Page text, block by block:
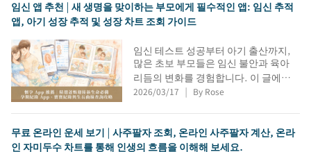
임신 앱 추천 | 새 생명을 맞이하는 부모에게 필수적인 앱: 임신 추적
앱, 아기 성장 추적 및 성장 차트 조회 가이드
임신 테스트 성공부터 아기 출산까지,
많은 초보 부모들은 임신 불안과 육아
리듬의 변화를 경험합니다. 이 글에서
는 태아 발달 추적, 진통 타이머, 임신
유 및 수면 기록 앱, 성장 차트 조회 앱,
가족 사진 앨범 앱 등 부모들이 아이의
2026/03/17 By Rose
무료 온라인 운세 보기 | 사주팔자 조회, 온라인 사주팔자 계산, 온라
인 자미두수 차트를 통해 인생의 흐름을 이해해 보세요.